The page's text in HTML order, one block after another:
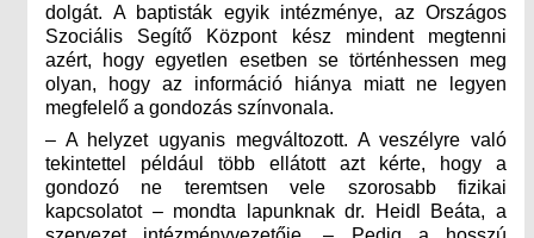
dolgát. A baptisták egyik intézménye, az Országos
Szociális Segítő Központ kész mindent megtenni
azért, hogy egyetlen esetben se történhessen meg
olyan, hogy az információ hiánya miatt ne legyen
megfelelő a gondozás színvonala.
– A helyzet ugyanis megváltozott. A veszélyre való
tekintettel például több ellátott azt kérte, hogy a
gondozó ne teremtsen vele szorosabb fizikai
kapcsolatot – mondta lapunknak dr. Heidl Beáta, a